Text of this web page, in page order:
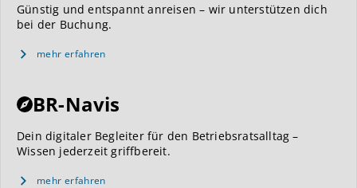
Günstig und entspannt anreisen – wir unterstützen dich
bei der Buchung.
mehr erfahren
BR-Navis
Dein digitaler Begleiter für den Betriebsratsalltag –
Wissen jederzeit griffbereit.
mehr erfahren